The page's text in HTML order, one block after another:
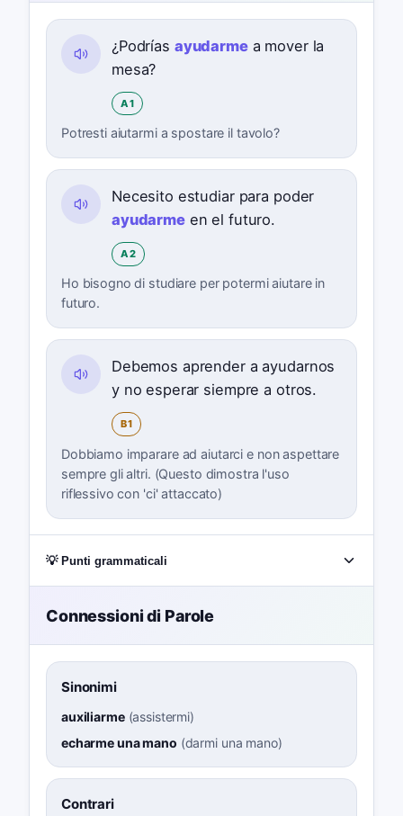
¿Podrías ayudarmea mover la
mesa?
A1
Potresti aiutarmi a spostare il tavolo?
Necesito estudiar para poder
ayudarmeen el futuro.
A2
Ho bisogno di studiare per potermi aiutare in
futuro.
Debemos aprender a ayudarnos
y no esperar siempre a otros.
B1
Dobbiamo imparare ad aiutarci e non aspettare
sempre gli altri. (Questo dimostra l'uso
riflessivo con 'ci' attaccato)
💡 Punti grammaticali
Connessioni di Parole
Sinonimi
auxiliarme(assistermi)
echarme una mano (darmi una mano)
Contrari